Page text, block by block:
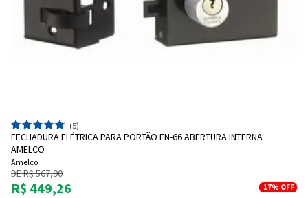
(5)
FECHADURA ELÉTRICA PARA PORTÃO FN-66 ABERTURA INTERNA
AMELCO
Amelco
DE R$ 567,90
R$ 449,26 17% OFF